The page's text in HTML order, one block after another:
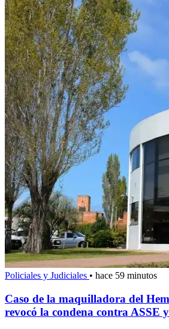
Policiales y Judiciales • hace 59 minutos
Caso de la maquilladora del
revocó la condena contra ASSE